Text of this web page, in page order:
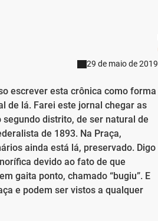
29 de maio de 2019
escrever esta crônica como forma
de lá. Farei este jornal chegar as
distrito, de ser natural de
de 1893. Na Praça,
ainda está lá, preservado. Digo
devido ao fato de que
gaita ponto, chamado “bugiu”. E
e podem ser vistos a qualquer